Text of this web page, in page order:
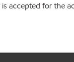
accepted for the